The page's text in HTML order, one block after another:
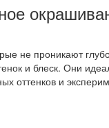
не проникают
и блеск. Они
оттенков и